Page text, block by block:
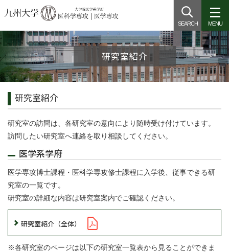
SEARCH
研究室紹介
研究室紹介
研究室の訪問は、各研究室の意向により随時受け付けています。
訪問したい研究室へ連絡を取り相談してください。
医学系学府
医学専攻博士課程・医科学専攻修士課程に入学後、従事できる研
究室の一覧です。
研究室の詳細な内容は研究室案内でご確認ください。
研究室紹介（全体）
※各研究室のページは以下の研究室一覧表から見ることができま
MENU